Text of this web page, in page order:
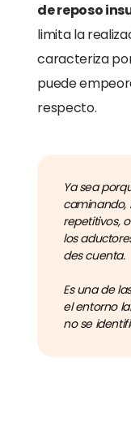
de reposo
limita la
caracteriza
puede
respecto.
Ya sea
caminando,
repetitivos,
los
des cuenta.
Es una de
el entorno
no se